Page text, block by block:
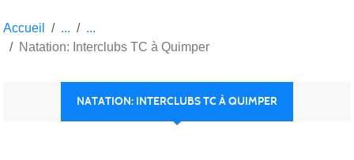
Accueil
Natation: Interclubs TC à Quimper
NATATION: INTERCLUBS TC À QUIMPER